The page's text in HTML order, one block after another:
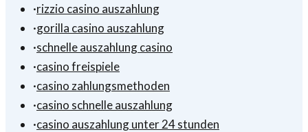
·rizzio casino auszahlung
·gorilla casino auszahlung
·schnelle auszahlung casino
·casino freispiele
·casino zahlungsmethoden
·casino schnelle auszahlung
·casino auszahlung unter 24 stunden